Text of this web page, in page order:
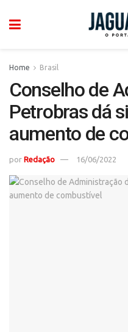
Home Brasil
Conselho de
Petrobras dá
aumento de
por Redação 16/06/2022